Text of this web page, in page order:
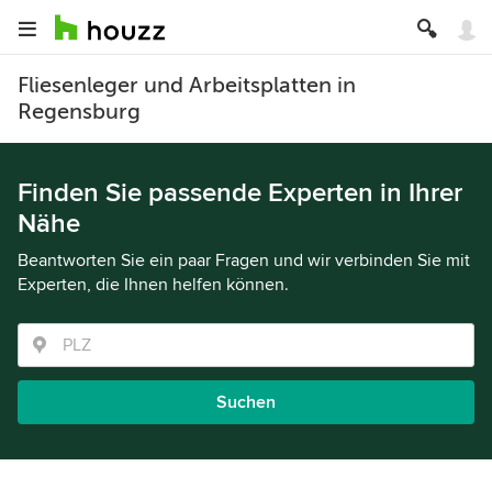
Fliesenleger und Arbeitsplatten in
Regensburg
Finden Sie passende Experten in Ihrer
Nähe
Beantworten Sie ein paar Fragen und wir verbinden Sie mit
Experten, die Ihnen helfen können.
Suchen